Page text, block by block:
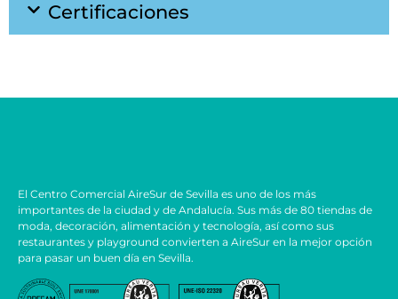
Certificaciones
El Centro Comercial AireSur de Sevilla es uno de los más
importantes de la ciudad y de Andalucía. Sus más de 80 tiendas de
moda, decoración, alimentación y tecnología, así como sus
restaurantes y playground convierten a AireSur en la mejor opción
para pasar un buen día en Sevilla.